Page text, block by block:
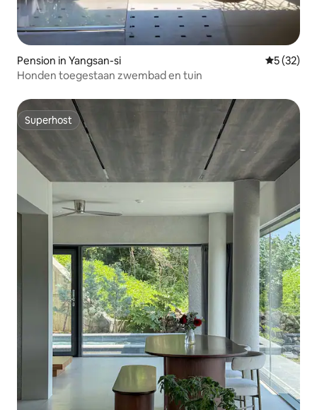
Pension in Yangsan-si
5 (32)
Honden toegestaan zwembad en tuin
Superhost
Superhost